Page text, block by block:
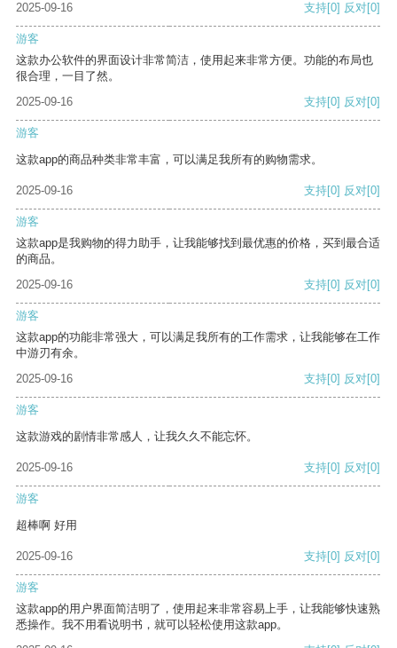
2025-09-16 支持[0] 反对[0]
游客
这款办公软件的界面设计非常简洁，使用起来非常方便。功能的布局也
很合理，一目了然。
2025-09-16
支持[0] 反对[0]
游客
这款app的商品种类非常丰富，可以满足我所有的购物需求。
2025-09-16 支持[0] 反对[0]
游客
这款app是我购物的得力助手，让我能够找到最优惠的价格，买到最合适
的商品。
2025-09-16
支持[0] 反对[0]
游客
这款app的功能非常强大，可以满足我所有的工作需求，让我能够在工作
中游刃有余。
2025-09-16
支持[0] 反对[0]
游客
这款游戏的剧情非常感人，让我久久不能忘怀。
2025-09-16 支持[0] 反对[0]
游客
超棒啊 好用
2025-09-16 支持[0] 反对[0]
游客
这款app的用户界面简洁明了，使用起来非常容易上手，让我能够快速熟
悉操作。我不用看说明书，就可以轻松使用这款app。